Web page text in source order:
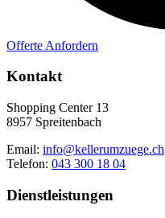
Offerte Anfordern
Kontakt
Shopping Center 13
8957 Spreitenbach
Email: info@kellerumzuege.ch
Telefon: 043 300 18 04
Dienstleistungen